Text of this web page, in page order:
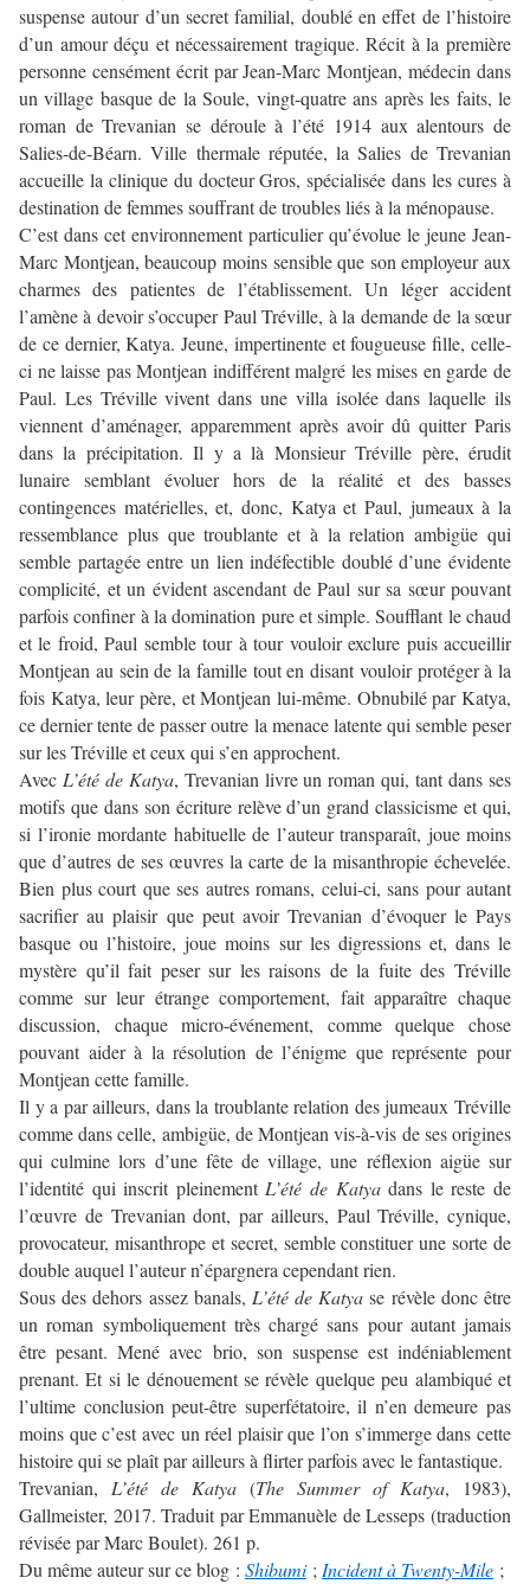
suspense autour d’un secret familial, doublé en effet de l’histoire
d’un amour déçu et nécessairement tragique. Récit à la première
personne censément écrit par Jean-Marc Montjean, médecin dans
un village basque de la Soule, vingt-quatre ans après les faits, le
roman de Trevanian se déroule à l’été 1914 aux alentours de
Salies-de-Béarn. Ville thermale réputée, la Salies de Trevanian
accueille la clinique du docteur Gros, spécialisée dans les cures à
destination de femmes souffrant de troubles liés à la ménopause.
C’est dans cet environnement particulier qu’évolue le jeune Jean-
Marc Montjean, beaucoup moins sensible que son employeur aux
charmes des patientes de l’établissement. Un léger accident
l’amène à devoir s’occuper Paul Tréville, à la demande de la sœur
de ce dernier, Katya. Jeune, impertinente et fougueuse fille, celle-
ci ne laisse pas Montjean indifférent malgré les mises en garde de
Paul. Les Tréville vivent dans une villa isolée dans laquelle ils
viennent d’aménager, apparemment après avoir dû quitter Paris
dans la précipitation. Il y a là Monsieur Tréville père, érudit
lunaire semblant évoluer hors de la réalité et des basses
contingences matérielles, et, donc, Katya et Paul, jumeaux à la
ressemblance plus que troublante et à la relation ambigüe qui
semble partagée entre un lien indéfectible doublé d’une évidente
complicité, et un évident ascendant de Paul sur sa sœur pouvant
parfois confiner à la domination pure et simple. Soufflant le chaud
et le froid, Paul semble tour à tour vouloir exclure puis accueillir
Montjean au sein de la famille tout en disant vouloir protéger à la
fois Katya, leur père, et Montjean lui-même. Obnubilé par Katya,
ce dernier tente de passer outre la menace latente qui semble peser
sur les Tréville et ceux qui s’en approchent.
Avec L’été de Katya, Trevanian livre un roman qui, tant dans ses
motifs que dans son écriture relève d’un grand classicisme et qui,
si l’ironie mordante habituelle de l’auteur transparaît, joue moins
que d’autres de ses œuvres la carte de la misanthropie échevelée.
Bien plus court que ses autres romans, celui-ci, sans pour autant
sacrifier au plaisir que peut avoir Trevanian d’évoquer le Pays
basque ou l’histoire, joue moins sur les digressions et, dans le
mystère qu’il fait peser sur les raisons de la fuite des Tréville
comme sur leur étrange comportement, fait apparaître chaque
discussion, chaque micro-événement, comme quelque chose
pouvant aider à la résolution de l’énigme que représente pour
Montjean cette famille.
Il y a par ailleurs, dans la troublante relation des jumeaux Tréville
comme dans celle, ambigüe, de Montjean vis-à-vis de ses origines
qui culmine lors d’une fête de village, une réflexion aigüe sur
l’identité qui inscrit pleinement L’été de Katyadans le reste de
l’œuvre de Trevanian dont, par ailleurs, Paul Tréville, cynique,
provocateur, misanthrope et secret, semble constituer une sorte de
double auquel l’auteur n’épargnera cependant rien.
Sous des dehors assez banals, L’été de Katya se révèle donc être
un roman symboliquement très chargé sans pour autant jamais
être pesant. Mené avec brio, son suspense est indéniablement
prenant. Et si le dénouement se révèle quelque peu alambiqué et
l’ultime conclusion peut-être superfétatoire, il n’en demeure pas
moins que c’est avec un réel plaisir que l’on s’immerge dans cette
histoire qui se plaît par ailleurs à flirter parfois avec le fantastique.
Trevanian, L’été de Katya (The Summer of Katya, 1983),
Gallmeister, 2017. Traduit par Emmanuèle de Lesseps (traduction
révisée par Marc Boulet). 261 p.
Du même auteur sur ce blog : Shibumi; Incident à Twenty-Mile ;